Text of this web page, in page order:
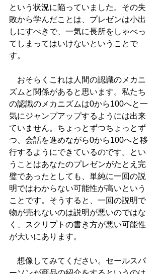
という状況に陥っていました。その失
敗から学んだことは、プレゼンは小出
しにすべきで、一気に長所をしゃべっ
てしまってはいけないということで
す。
おそらくこれは人間の認識のメカニ
ズムと関係があると思います。私たち
の認識のメカニズムは0から100へと一
気にジャンプアップするようには出来
ていません。ちょっとずつちょっとず
つ、会話を進めながら0から100へと移
行するようにできているのです。とい
うことはあなたのプレゼンがたとえ完
璧であったとしても、単純に一回の説
明ではわからない可能性が高いという
ことです。そうすると、一回の説明で
物が売れないのは説明が悪いのではな
く、スクリプトの書き方が悪い可能性
が大いにあります。
想像してみてください。セールスパ